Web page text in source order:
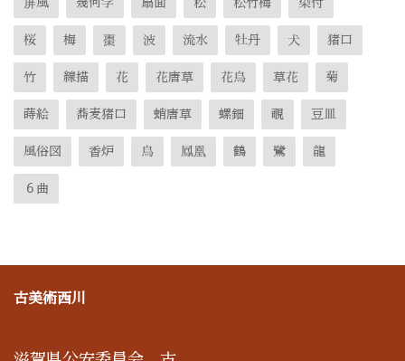
桜 梅 棗 波 流水 牡丹 犬 猪口
竹 線描 花 花唐草 花鳥 草花 菊
蒔絵 蕎麦猪口 蛸唐草 螺鈿 覗 豆皿
風俗図 香炉 鳥 鳳凰 鶴 鷺 龍
６曲
古美術西川